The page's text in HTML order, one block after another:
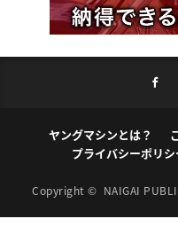
ヤングマシンとは？
プライバシーポリシ
Copyright © NAIGAI